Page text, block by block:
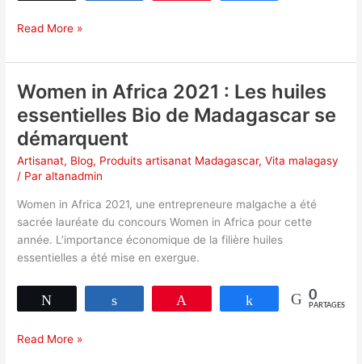
Salon
la
Voatra
24-
27
2021
Read More »
Women in Africa 2021 : Les huiles
essentielles Bio de Madagascar se
démarquent
Artisanat, Blog, Produits artisanat Madagascar,Vita malagasy
/ Paraltanadmin
Women in Africa 2021, une entrepreneure malgache a été
sacrée lauréate du concours Women in Africa pour cette
année. L’importance économique de la filière huiles
essentielles a été mise en exergue.
Partagez 0
PARTAGES
Women
Read More »